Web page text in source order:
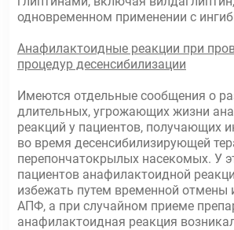
одновременном применении с
Анафилактоидные реакции при
процедур десенсибилизации
Имеются отдельные сообщения о
длительных, угрожающих жизни
реакций у пациентов, получающих
во время десенсибилизирующей
перепончатокрылых насекомых. У
пациентов анафилактоидной
избежать путем временной отмены
АПФ, а при случайном приеме
анафилактоидная реакция